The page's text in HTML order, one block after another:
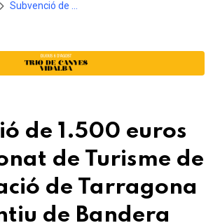
de 1.500 euros
de Turisme de
de Tarragona
de Bandera